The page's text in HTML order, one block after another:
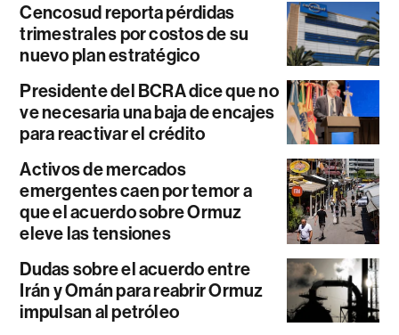
Cencosud reporta pérdidas
trimestrales por costos de su
nuevo plan estratégico
Presidente del BCRA dice que no
ve necesaria una baja de encajes
para reactivar el crédito
Activos de mercados
emergentes caen por temor a
que el acuerdo sobre Ormuz
eleve las tensiones
Dudas sobre el acuerdo entre
Irán y Omán para reabrir Ormuz
impulsan al petróleo